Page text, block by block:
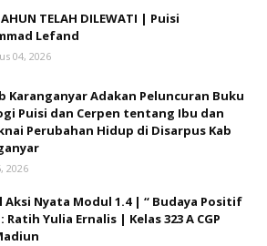
TELAH DILEWATI | Puisi
Lefand
04, 2026
Karanganyar Adakan Peluncuran Buku
Puisi dan Cerpen tentang Ibu dan
Perubahan Hidup di Disarpus Kab
2026
Nyata Modul 1.4 | “ Budaya Positif
Ratih Yulia Ernalis | Kelas 323 A CGP